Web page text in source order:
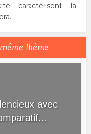
caractérisent la
thème
avec